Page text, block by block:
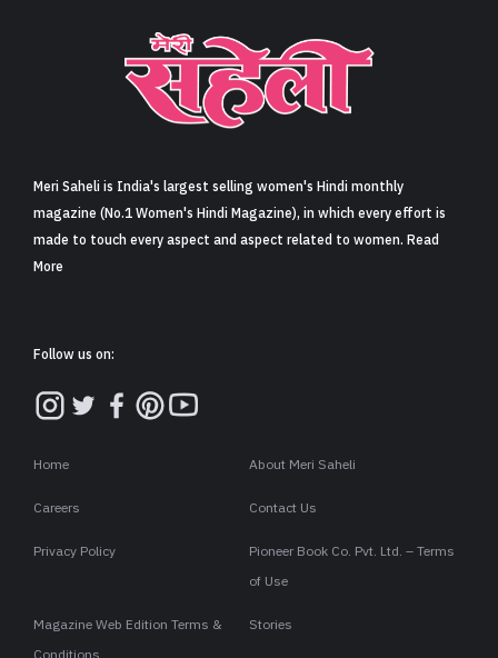
Meri Saheli is India's largest selling women's Hindi monthly
magazine (No.1 Women's Hindi Magazine), in which every effort is
made to touch every aspect and aspect related to women. Read
More
Follow us on:
Home About Meri Saheli
Careers Contact Us
Privacy Policy
Pioneer Book Co. Pvt. Ltd. – Terms
of Use
Magazine Web Edition Terms &
Stories